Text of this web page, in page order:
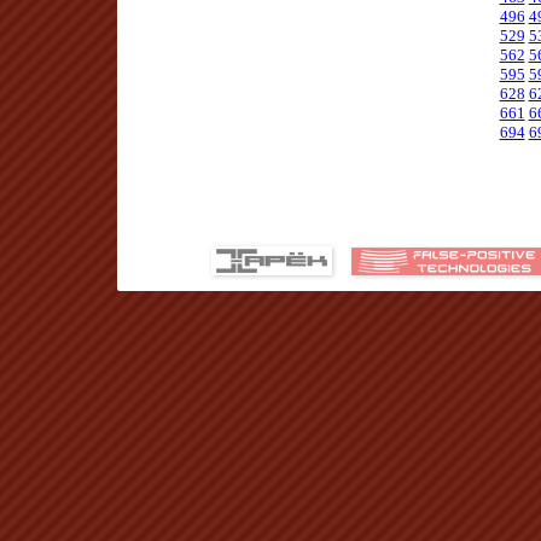
496
529
562
595
628
661
694